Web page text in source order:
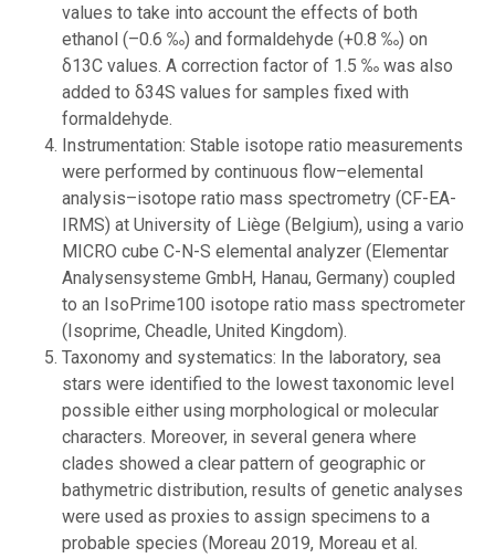
values to take into account the effects of both
ethanol (–0.6 ‰) and formaldehyde (+0.8 ‰) on
δ13C values. A correction factor of 1.5 ‰ was also
added to δ34S values for samples fixed with
formaldehyde.
Instrumentation: Stable isotope ratio measurements
were performed by continuous flow–elemental
analysis–isotope ratio mass spectrometry (CF-EA-
IRMS) at University of Liège (Belgium), using a vario
MICRO cube C-N-S elemental analyzer (Elementar
Analysensysteme GmbH, Hanau, Germany) coupled
to an IsoPrime100 isotope ratio mass spectrometer
(Isoprime, Cheadle, United Kingdom).
Taxonomy and systematics: In the laboratory, sea
stars were identified to the lowest taxonomic level
possible either using morphological or molecular
characters. Moreover, in several genera where
clades showed a clear pattern of geographic or
bathymetric distribution, results of genetic analyses
were used as proxies to assign specimens to a
probable species (Moreau 2019, Moreau et al.